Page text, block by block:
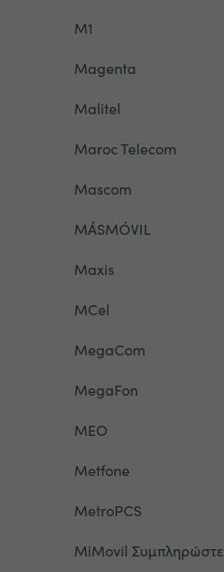
M1
Magenta
Malitel
Maroc Telecom
Mascom
MÁSMÓVIL
Maxis
MCel
MegaCom
MegaFon
MEO
Metfone
MetroPCS
MiMovil Συμπληρώστε